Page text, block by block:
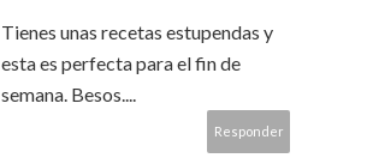
Tienes unas recetas estupendas y
esta es perfecta para el fin de
semana. Besos....
Responder